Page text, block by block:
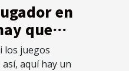
en
que
y cómo
los juegos
aquí hay un